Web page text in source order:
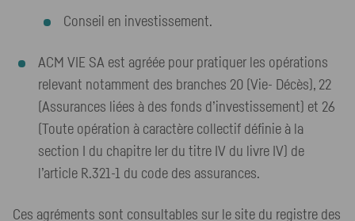
Conseil en investissement.
ACM VIE SA est agréée pour pratiquer les opérations
relevant notamment des branches 20 (Vie- Décès), 22
(Assurances liées à des fonds d’investissement) et 26
(Toute opération à caractère collectif définie à la
section I du chapitre Ier du titre IV du livre IV) de
l’article R.321-1 du code des assurances.
Ces agréments sont consultables sur le site du registre des